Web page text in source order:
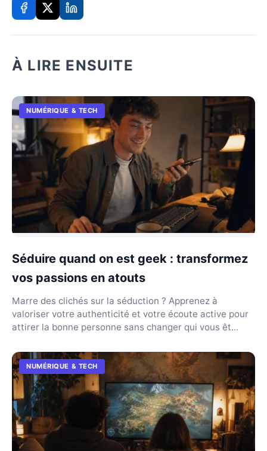
À LIRE ENSUITE
NUMÉRIQUE & TECH
Séduire quand on est geek : transformez
vos passions en atouts
Marre des clichés sur la séduction ? Apprenez à
valoriser votre authenticité et votre écoute active pour
attirer la bonne personne sans changer qui vous êt...
NUMÉRIQUE & TECH